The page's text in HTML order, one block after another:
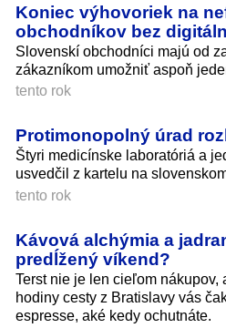
Koniec výhovoriek na
obchodníkov bez
Slovenskí obchodníci majú od
zákazníkom umožniť aspoň
tento rok
Protimonopolný úrad
Štyri medicínske laboratóriá a
usvedčil z kartelu na
tento rok
Kávová alchýmia a
predĺžený víkend?
Terst nie je len cieľom nákupov,
hodiny cesty z Bratislavy vás
espresse, aké kedy ochutnáte.